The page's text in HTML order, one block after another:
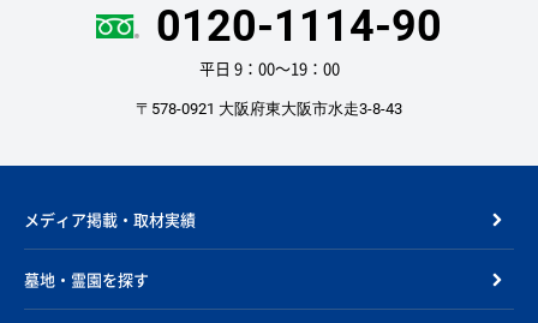
0120-1114-90
平日 9：00〜19：00
〒578-0921 大阪府東大阪市水走3-8-43
メディア掲載・取材実績
墓地・霊園を探す